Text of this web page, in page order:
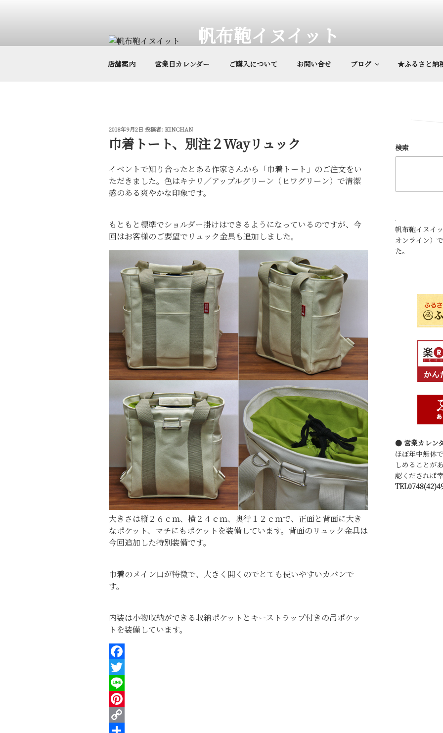
帆布鞄イヌイット
店舗案内 営業日カレンダー ご購入について お問い合せ ブログ ★ふるさと納
投
2018年9月2日 投稿者: KINCHAN
巾着トート、別注２Wayリュック
イベントで知り合ったとある作家さんから「巾着トート」のご注文をい
ただきました。色はキナリ／アップルグリーン（ヒワグリーン）で清潔
感のある爽やかな印象です。
もともと標準でショルダー掛けはできるようになっているのですが、今
回はお客様のご要望でリュック金具も追加しました。
大きさは縦２６ｃｍ、横２４ｃｍ、奥行１２ｃｍで、正面と背面に大き
なポケット、マチにもポケットを装備しています。背面のリュック金具は
今回追加した特別装備です。
巾着のメイン口が特徴で、大きく開くのでとても使いやすいカバンで
す。
内装は小物収納ができる収納ポケットとキーストラップ付きの吊ポケッ
トを装備しています。
F
a
c
e
b
T
w
L
n
P
C
検索
帆布鞄イヌイ
オンライン）
た。
● 営業カレン
ほぼ年中無休
しめることが
認くだされば幸